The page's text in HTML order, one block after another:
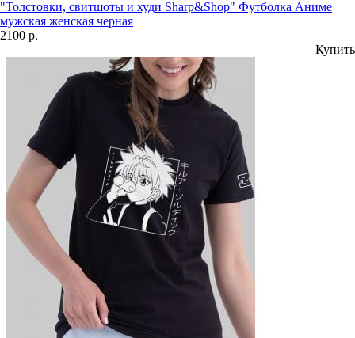
"Толстовки, свитшоты и худи Sharp&Shop" Футболка Аниме
мужская женская черная
2100 р.
Купить